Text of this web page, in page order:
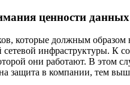
ценности данных
которые должным
инфраструктуры. К
они работают. В этом
защита в компании, тем